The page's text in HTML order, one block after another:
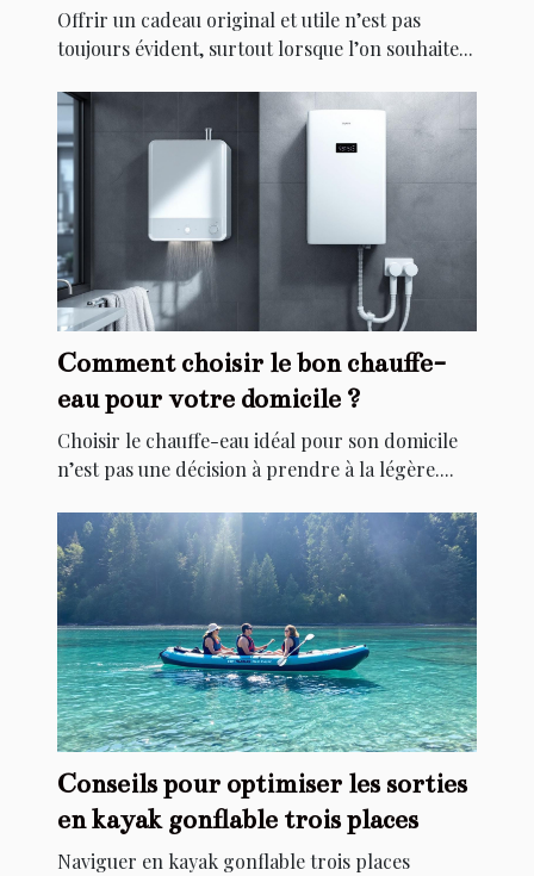
Offrir un cadeau original et utile n’est pas
toujours évident, surtout lorsque l’on souhaite...
Comment choisir le bon chauffe-
eau pour votre domicile ?
Choisir le chauffe-eau idéal pour son domicile
n’est pas une décision à prendre à la légère....
Conseils pour optimiser les sorties
en kayak gonflable trois places
Naviguer en kayak gonflable trois places